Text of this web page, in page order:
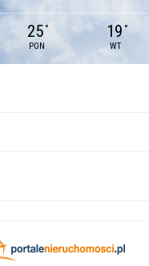
25 °
PON
19 °
WT